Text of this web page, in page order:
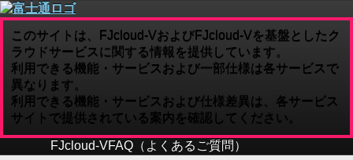
このサイトは、FJcloud-VおよびFJcloud-Vを基盤としたク
ラウドサービスに関する情報を提供しています。
利用できる機能・サービスおよび一部仕様は各サービスで
異なります。
利用できる機能・サービスおよび仕様差異は、各サービス
サイトで提供されている案内を確認してください。
FJcloud-VFAQ（よくあるご質問）